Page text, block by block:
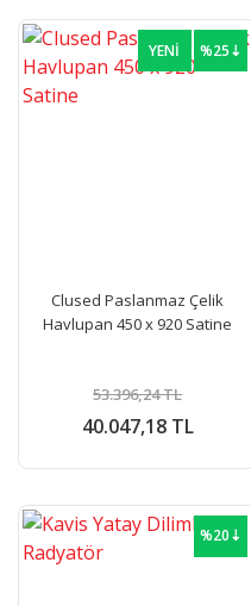
%25⇣
YENİ
Clused Paslanmaz Çelik
Havlupan 450 x 920 Satine
40.047,18 TL
53.396,24 TL
%20⇣